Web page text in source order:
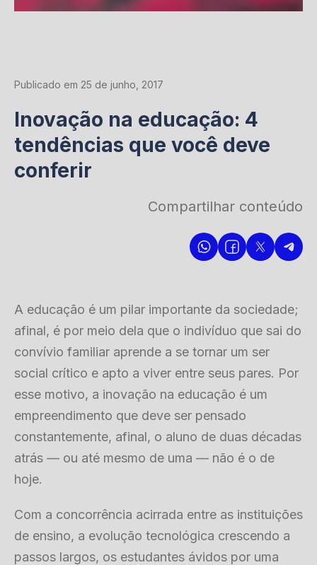
Publicado em 25 de junho, 2017
Inovação na educação: 4
tendências que você deve
conferir
Compartilhar conteúdo
A educação é um pilar importante da sociedade;
afinal, é por meio dela que o indivíduo que sai do
convívio familiar aprende a se tornar um ser
social crítico e apto a viver entre seus pares. Por
esse motivo, a inovação na educação é um
empreendimento que deve ser pensado
constantemente, afinal, o aluno de duas décadas
atrás — ou até mesmo de uma — não é o de
hoje.
Com a concorrência acirrada entre as instituições
de ensino, a evolução tecnológica crescendo a
passos largos, os estudantes ávidos por uma